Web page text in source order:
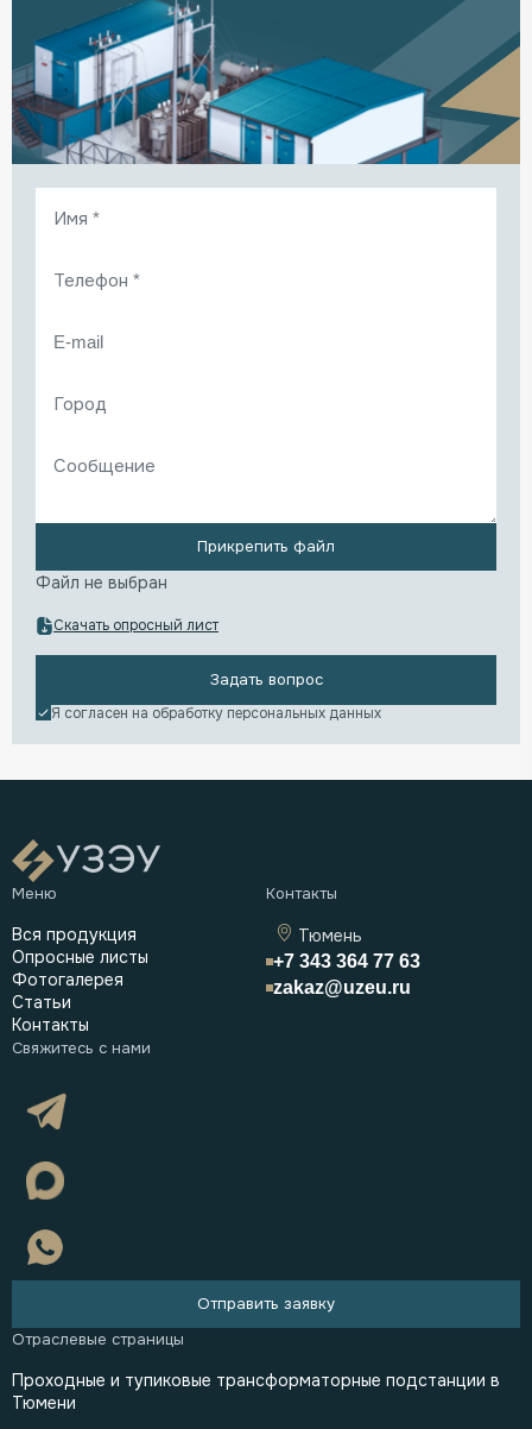
Прикрепить файл
Файл не выбран
Скачать опросный лист
Задать вопрос
Я согласен на обработку персональных данных
Тюмень
+7 343 364 77 63
zakaz@uzeu.ru
Отправить заявку
Вся продукция
Опросные листы
Фотогалерея
Статьи
Контакты
Проходные и тупиковые трансформаторные подстанции в
Тюмени